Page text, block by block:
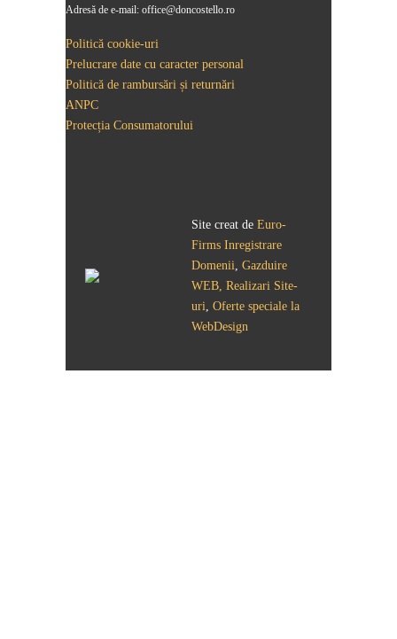
Adresă de e-mail: office@doncostello.ro
Politică cookie-uri
Prelucrare date cu caracter personal
Politică de rambursări și returnări
ANPC
Protecția Consumatorului
Site creat de Euro-
Firms Inregistrare
Domenii, Gazduire
WEB, Realizari Site-
uri, Oferte speciale la
WebDesign